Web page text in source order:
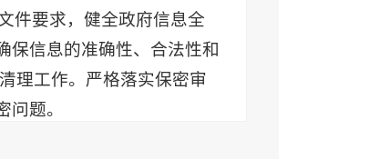
件要求，健全政府信息全
保信息的准确性、合法性和
理工作。严格落实保密审
题。